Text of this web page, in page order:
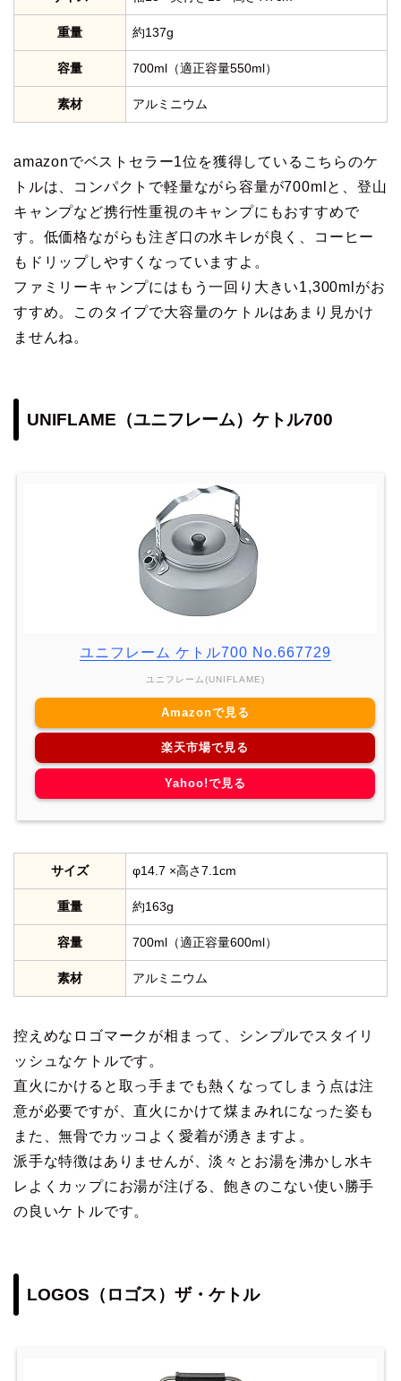
重量 約137g
容量 700ml（適正容量550ml）
素材 アルミニウム
amazonでベストセラー1位を獲得しているこちらのケ
トルは、コンパクトで軽量ながら容量が700mlと、登山
キャンプなど携行性重視のキャンプにもおすすめで
す。低価格ながらも注ぎ口の水キレが良く、コーヒー
もドリップしやすくなっていますよ。
ファミリーキャンプにはもう一回り大きい1,300mlがお
すすめ。このタイプで大容量のケトルはあまり見かけ
ませんね。
UNIFLAME（ユニフレーム）ケトル700
ユニフレーム ケトル700 No.667729
ユニフレーム(UNIFLAME)
Amazonで見る
楽天市場で見る
Yahoo!で見る
サイズ φ14.7 ×高さ7.1cm
重量 約163g
容量 700ml（適正容量600ml）
素材 アルミニウム
控えめなロゴマークが相まって、シンプルでスタイリ
ッシュなケトルです。
直火にかけると取っ手までも熱くなってしまう点は注
意が必要ですが、直火にかけて煤まみれになった姿も
また、無骨でカッコよく愛着が湧きますよ。
派手な特徴はありませんが、淡々とお湯を沸かし水キ
レよくカップにお湯が注げる、飽きのこない使い勝手
の良いケトルです。
LOGOS（ロゴス）ザ・ケトル